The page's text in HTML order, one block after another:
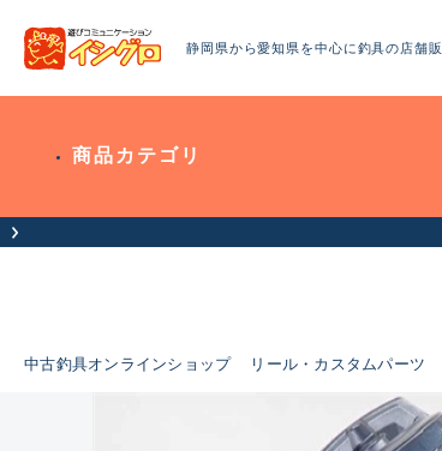
静岡県から愛知県を中心に釣具の店舗
商品カテゴリ
中古釣具オンラインショップ リール・カスタムパーツ